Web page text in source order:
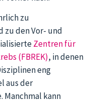
zu
zu den Vor- und
Zentren für
(FBREK), in denen
eng
aus der
Manchmal kann